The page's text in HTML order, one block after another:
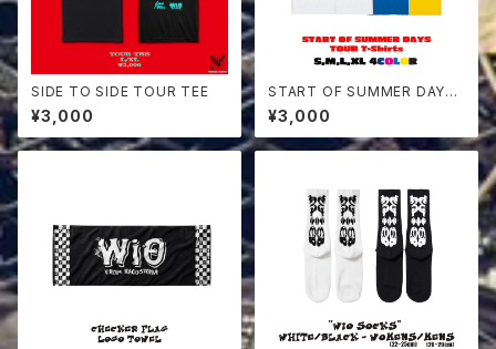
SIDE TO SIDE TOUR TEE
¥3,000
START OF SUMMER DAYS
TOUR T-Shirts
¥3,000